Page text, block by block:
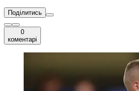
Поділитись
0
коментарі